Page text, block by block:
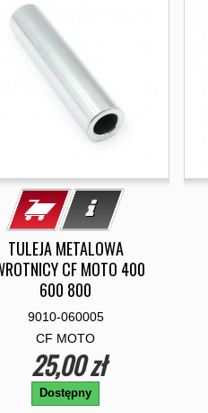
TULEJA METALOWA
CF MOTO 400
600 800
9010-060005
CF MOTO
25,00 zł
Dostępny